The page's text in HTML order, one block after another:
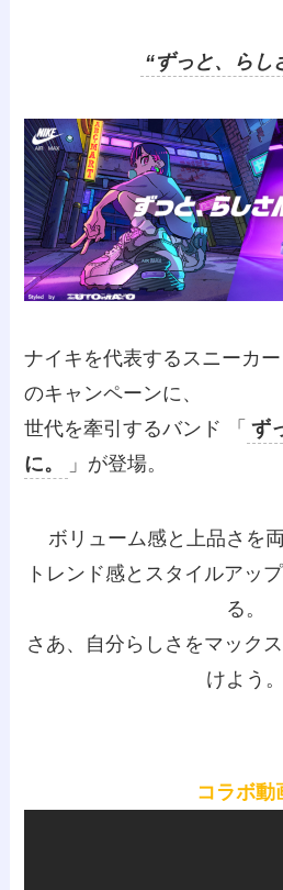
“ずっと、らし
ナイキを代表するスニーカー
のキャンペーンに、
世代を牽引するバンド 「 ず
に。
」が登場。
ボリューム感と上品さを
トレンド感とスタイルアッ
る。
さあ、自分らしさをマック
けよう。
コラボ動